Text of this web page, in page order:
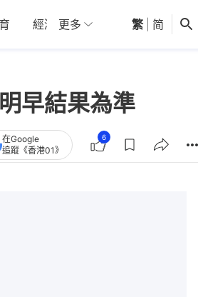
經濟 01深圳 觀點 健康
更多 繁 简
早結果為準
在Google
追蹤《香港01》
6